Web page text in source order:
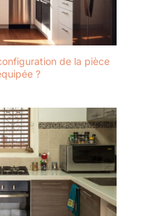
de la pièce
?